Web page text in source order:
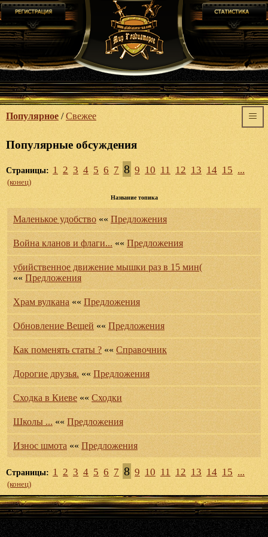
Популярное /Свежее
Популярные обсуждения
Страницы: 1 2 3 4 5 6 7 8 9 10 11 12 13 14 15 ...
(конец)
Название топика
Маленькое удобство «« Предложения
Война кланов и флаги... «« Предложения
убийственное движение мышки раз в 15 мин(
«« Предложения
Храм вулкана «« Предложения
Обновление Вещей «« Предложения
Как поменять статы ? «« Справочник
Дорогие друзья. «« Предложения
Сходка в Киеве «« Сходки
Школы ... «« Предложения
Износ шмота «« Предложения
Страницы: 1 2 3 4 5 6 7 8 9 10 11 12 13 14 15 ...
(конец)